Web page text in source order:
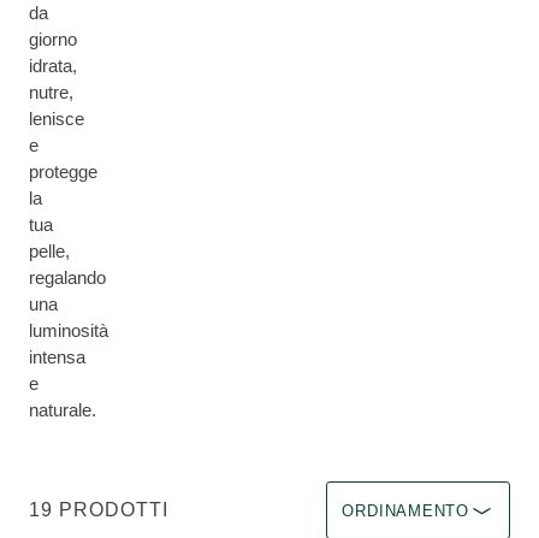
da
giorno
idrata,
nutre,
lenisce
e
protegge
la
tua
pelle,
regalando
una
luminosità
intensa
e
naturale.
19 PRODOTTI ORDINAMENTO